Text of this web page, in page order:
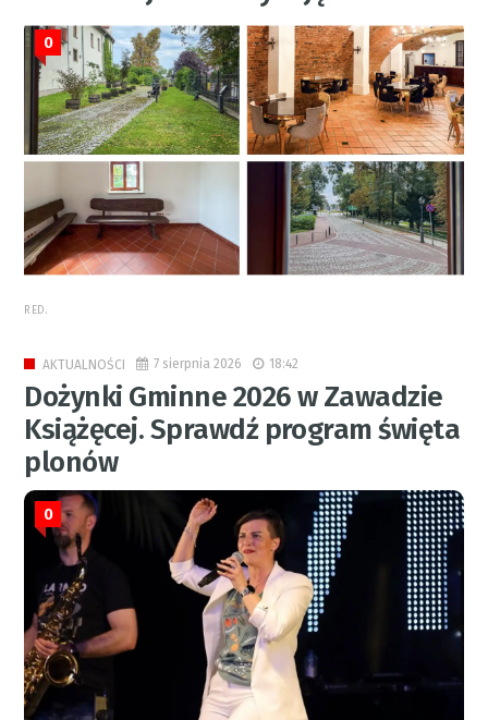
0
RED.
AKTUALNOŚCI 7 sierpnia 2026 18:42
Dożynki Gminne 2026 w Zawadzie
Książęcej. Sprawdź program święta
plonów
0